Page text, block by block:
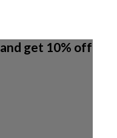
get 10% off